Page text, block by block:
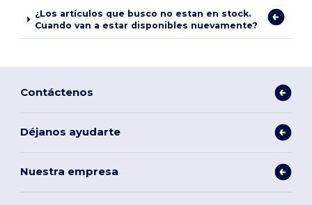
¿Los artículos que busco no estan en stock.
Cuando van a estar disponibles nuevamente?
Contáctenos
Déjanos ayudarte
Nuestra empresa